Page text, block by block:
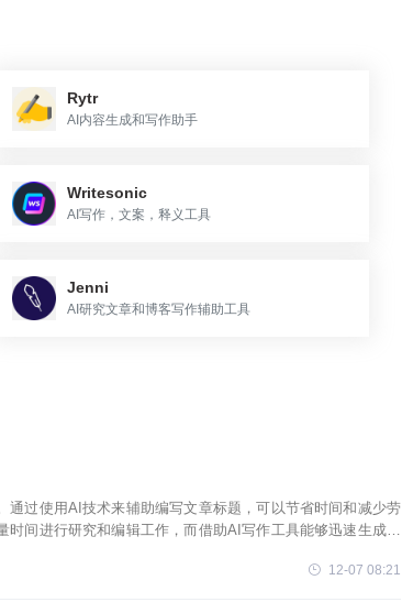
Rytr
AI内容生成和写作助手
Writesonic
AI写作，文案，释义工具
Jenni
AI研究文章和博客写作辅助工具
过使用AI技术来辅助编写文章标题，可以节省时间和减少劳
间进行研究和编辑工作，而借助AI写作工具能够迅速生成吸
12-07 08:21